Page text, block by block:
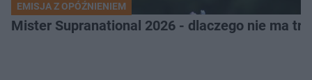
EMISJA Z OPÓŹNIENIEM
Mister Supranational 2026 - dlaczego nie ma